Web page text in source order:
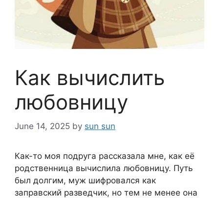
Как вычислить
любовницу
June 14, 2025 by sun sun
Как-то моя подруга рассказала мне, как её
родственница вычислила любовницу. Путь
был долгим, муж шифровался как
заправский разведчик, но тем не менее она